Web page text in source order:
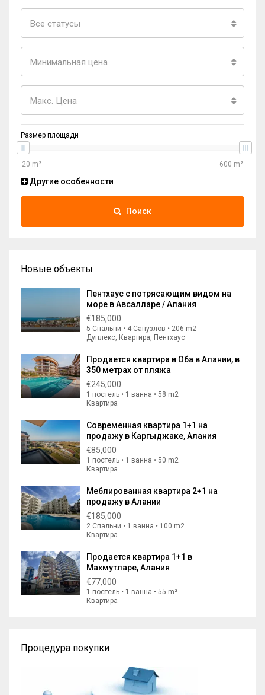
Все статусы
Минимальная цена
Макс. Цена
Размер площади
Другие особенности
Поиск
Новые объекты
Пентхаус с потрясающим видом на
море в Авсалларе / Алания
€185,000
5 Спальни • 4 Санузлов • 206 m2
Дуплекс, Квартира, Пентхаус
Продается квартира в Оба в Алании, в
350 метрах от пляжа
€245,000
1 постель • 1 ванна • 58 m2
Квартира
Современная квартира 1+1 на
продажу в Каргыджаке, Алания
€85,000
1 постель • 1 ванна • 50 m2
Квартира
Меблированная квартира 2+1 на
продажу в Алании
€185,000
2 Спальни • 1 ванна • 100 m2
Квартира
Продается квартира 1+1 в
Махмутларе, Алания
€77,000
1 постель • 1 ванна • 55 m²
Квартира
Процедура покупки